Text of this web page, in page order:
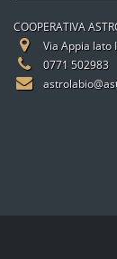
COOPERATIVA
Via Appia lato
0771 502983